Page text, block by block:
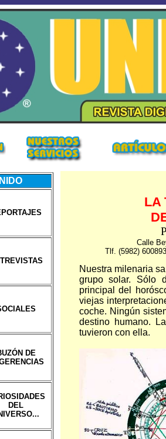
DE
DEL
LA
Calle
Tlf. (5982)
Nuestra milenaria
grupo solar. Sólo
principal del
viejas
coche. Ningún
destino humano.
tuvieron con ella.